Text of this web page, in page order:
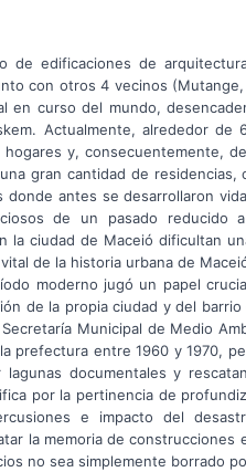
de edificaciones de
con otros 4 vecinos
en curso del mundo,
Actualmente, alrededor de
y, consecuentemente,
gran cantidad de
donde antes se desarrollaron
de un pasado reducido
la ciudad de Maceió dificultan
de la historia urbana de
moderno jugó un papel
de la propia ciudad y del
Municipal de Medio
prefectura entre 1960 y 1970,
documentales y
por la pertinencia de
e impacto del
la memoria de construcciones
no sea simplemente borrado